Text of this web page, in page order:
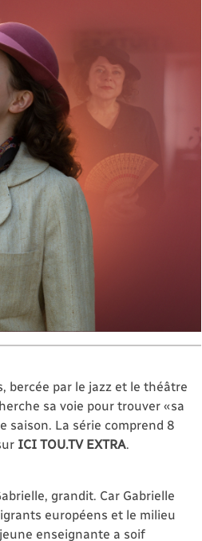
bercée par le jazz et le théâtre
sa voie pour trouver « sa
saison. La série comprend 8
ICI TOU.TV EXTRA.
grandit. Car Gabrielle
européens et le milieu
enseignante a soif